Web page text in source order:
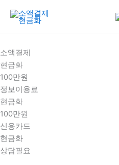
건
너
뛰
기
소액결제
현금화
100만원
정보이용료
현금화
100만원
신용카드
현금화
상담필요